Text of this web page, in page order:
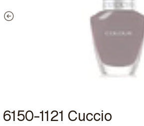
6150-1121 Cuccio